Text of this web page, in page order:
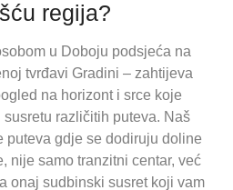
regija?
u Doboju podsjeća na
tvrđavi Gradini – zahtijeva
na horizont i srce koje
različitih puteva. Naš
puteva gdje se dodiruju doline
nije samo tranzitni centar, već
onaj sudbinski susret koji vam